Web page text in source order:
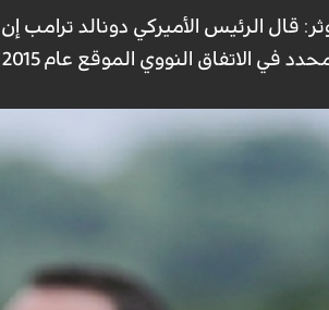
قال الرئيس الأميركي دونالد
في الاتفاق النووي الموقع عام 2015 .